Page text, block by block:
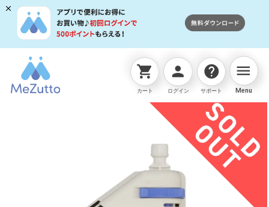
shopping_cart
カート
person
ログイン
help
サポート
menu
Menu
ネットストアTOP 販売終了商品 ｸｲｯｸｼｬﾜｰ本体のみ裸